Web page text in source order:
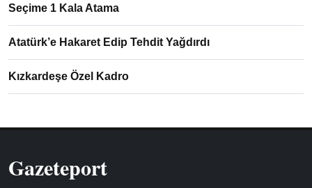
Seçime 1 Kala Atama
Atatürk’e Hakaret Edip Tehdit Yağdırdı
Kızkardeşe Özel Kadro
Gazeteport